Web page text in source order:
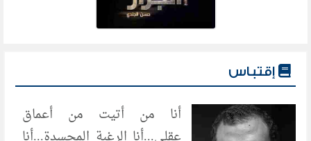
إقتباس
أنا من أتيت من أعماق